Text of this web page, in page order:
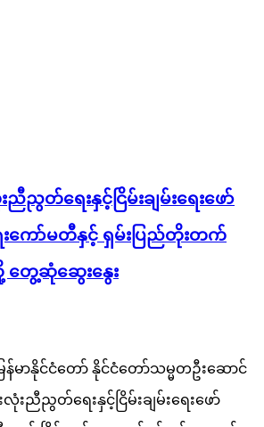
ညွတ်ရေးနှင့်ငြိမ်းချမ်းရေးဖော်
တွေ့ဆုံဆွေးနွေး
မာနိုင်ငံတော် နိုင်ငံတော်သမ္မတဦးဆောင်
ညီညွတ်ရေးနှင့်ငြိမ်းချမ်းရေးဖော်
ငြိမ်းချမ်းရေးလုပ်ငန်းစဉ်များဖော်
ည်းဖြင့် ဖြေရှင်းရန် အထူးလိုအပ်သည်ဟု
ဖြိုးတိုးတက်ရေးနှင့် တည်ငြိမ်အေးချမ်း
းရေးလုပ်ငန်းစဉ်များအား အကောင်
နိုင်ရန်အတွက် ကြိုတင်ကန့်သတ်ချက်များ